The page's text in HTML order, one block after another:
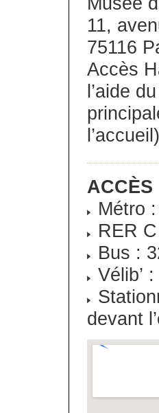
11,
75116
Accès
l’aide
l’accueil)
ACCÈS
Métro
RER
Bus :
Vélib’
devant